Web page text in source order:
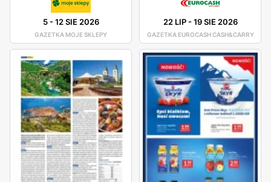
5-12 SIE 2026
GAZETKA MOJE SKLEPY
22 LIP-19 SIE 2026
GAZETKA EUROCASH CASH&CARRY